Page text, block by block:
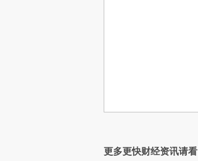
更多更快财经资讯请看